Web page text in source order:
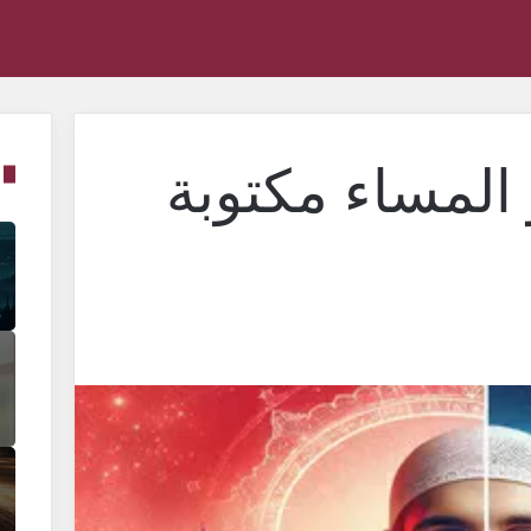
المساء مكتوبة